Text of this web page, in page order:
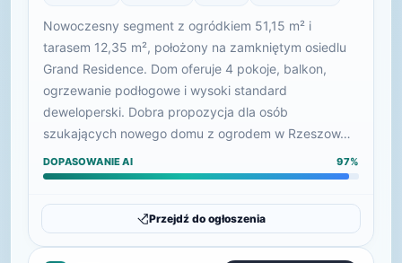
Nowoczesny segment z ogródkiem 51,15 m² i
tarasem 12,35 m², położony na zamkniętym osiedlu
Grand Residence. Dom oferuje 4 pokoje, balkon,
ogrzewanie podłogowe i wysoki standard
deweloperski. Dobra propozycja dla osób
szukających nowego domu z ogrodem w Rzeszow…
DOPASOWANIE AI 97%
Przejdź do ogłoszenia